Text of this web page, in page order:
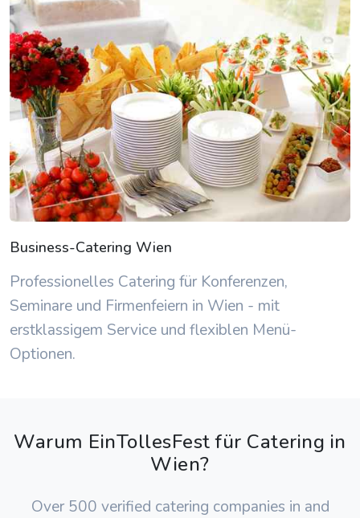
Business-Catering Wien
Professionelles Catering für Konferenzen,
Seminare und Firmenfeiern in Wien - mit
erstklassigem Service und flexiblen Menü-
Optionen.
Warum EinTollesFest für Catering in
Wien?
Over 500 verified catering companies in and